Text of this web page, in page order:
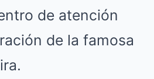
de atención
de la famosa